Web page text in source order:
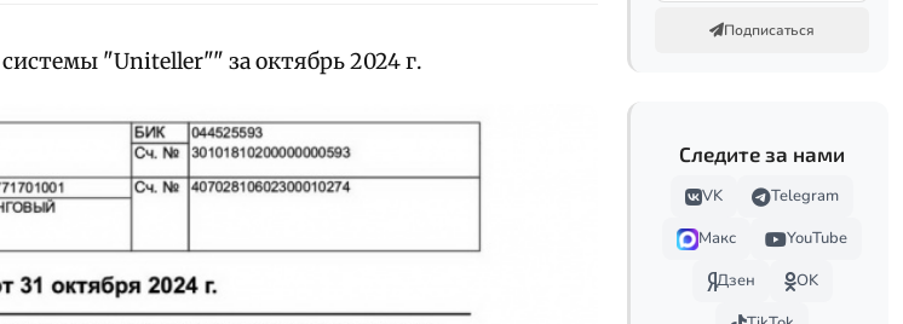
"Uniteller"" за октябрь 2024 г.
Подписаться
Следите за нами
VK
Telegram
Макс
YouTube
Дзен
OK